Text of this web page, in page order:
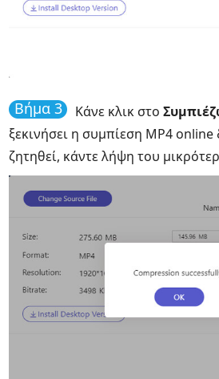
Βήμα 3 Κάνε κλικ στο
ξεκινήσει η συμπίεση MP4
ζητηθεί, κάντε λήψη του